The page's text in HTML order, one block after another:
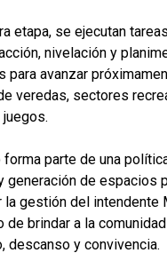
etapa, se ejecutan
nivelación y
para avanzar
veredas, sectores
forma parte de una
generación de espacios
la gestión del intendente
de brindar a la
descanso y convivencia.